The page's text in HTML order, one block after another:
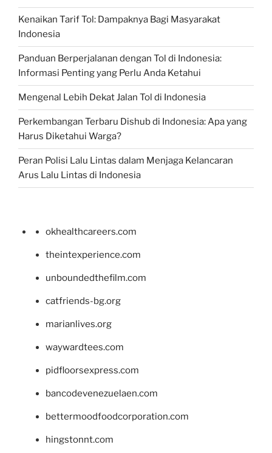
Kenaikan Tarif Tol: Dampaknya Bagi Masyarakat
Indonesia
Panduan Berperjalanan dengan Tol di Indonesia:
Informasi Penting yang Perlu Anda Ketahui
Mengenal Lebih Dekat Jalan Tol di Indonesia
Perkembangan Terbaru Dishub di Indonesia: Apa yang
Harus Diketahui Warga?
Peran Polisi Lalu Lintas dalam Menjaga Kelancaran
Arus Lalu Lintas di Indonesia
okhealthcareers.com
theintexperience.com
unboundedthefilm.com
catfriends-bg.org
marianlives.org
waywardtees.com
pidfloorsexpress.com
bancodevenezuelaen.com
bettermoodfoodcorporation.com
hingstonnt.com